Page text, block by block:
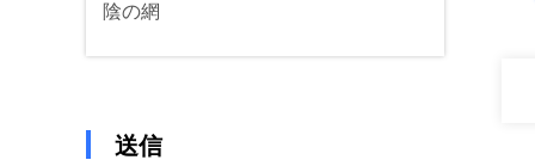
陰の網
送信